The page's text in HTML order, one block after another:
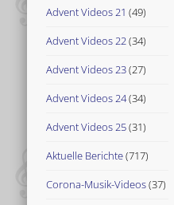
Advent Videos 21 (49)
Advent Videos 22(34)
Advent Videos 23(27)
Advent Videos 24(34)
Advent Videos 25(31)
Aktuelle Berichte(717)
Corona-Musik-Videos(37)